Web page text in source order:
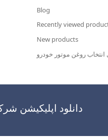
Blog
Recently viewed
New products
انتخاب روغن موتور خودرو